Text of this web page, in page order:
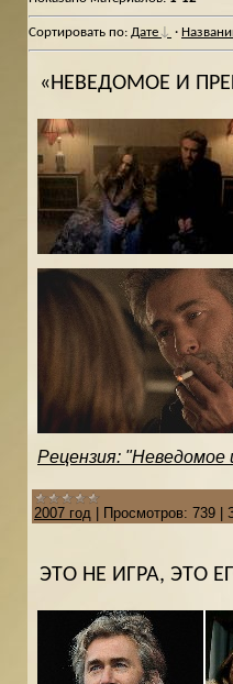
Сортировать по: Дате ·
«НЕВЕДОМОЕ И
Рецензия: "Неведомое
2007 год Просмотров: 739
ЭТО НЕ ИГРА, ЭТО